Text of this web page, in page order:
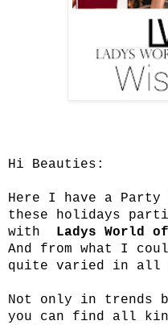
Hi Beauties:
Here I have a
these holidays
with Ladys World
And from what I
quite varied in all
Not only in trends
you can find all